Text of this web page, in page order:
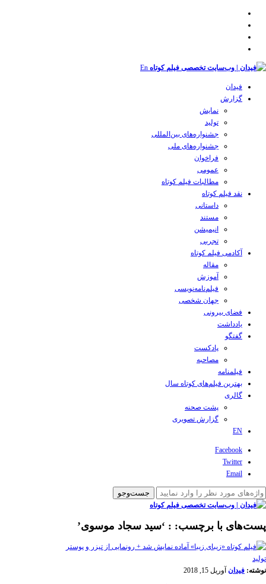
En
فیدان
گزارش
نمایش
تولید
‌‌جشنواره‌های بین‌المللی
جشنواره‌های ملی
فراخوان
عمومی
مطالبات فیلم کوتاه
نقد فیلم کوتاه
داستانی
مستند
انیمیشن
تجربی
آکادمی فیلم کوتاه
مقاله
آموزش
فیلم‌نامه‌نویسی
جهان شخصی
فضای بیرونی
یادداشت
گفتگو
پادکست
مصاحبه
فیلمنامه
بهترین فیلم‌های کوتاه سال
گالری
پشت صحنه
گزارش تصویری
EN
Facebook
Twitter
Email
پست‌های با برچسب: : ‘سید سجاد موسوی’
تولید
نوشته: فیدان آوریل 15, 2018